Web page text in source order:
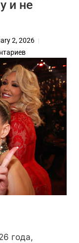
и не
2, 2026
года,